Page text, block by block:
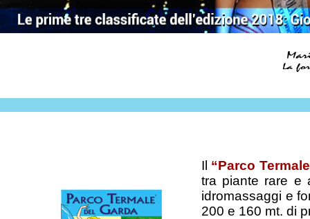
Il “Parco
tra piante rare e
idromassaggi e
200 e 160 mt. di